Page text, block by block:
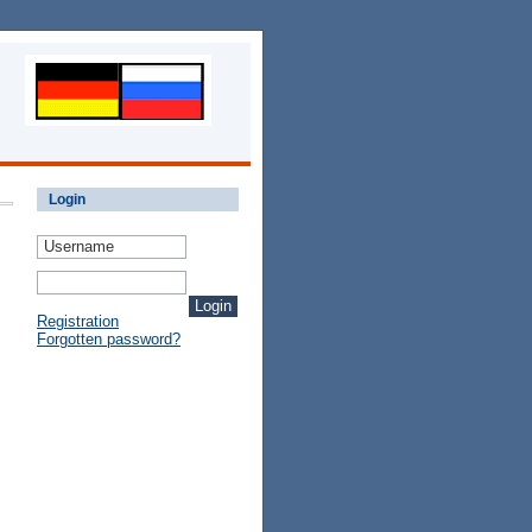
Login
Registration
Forgotten password?